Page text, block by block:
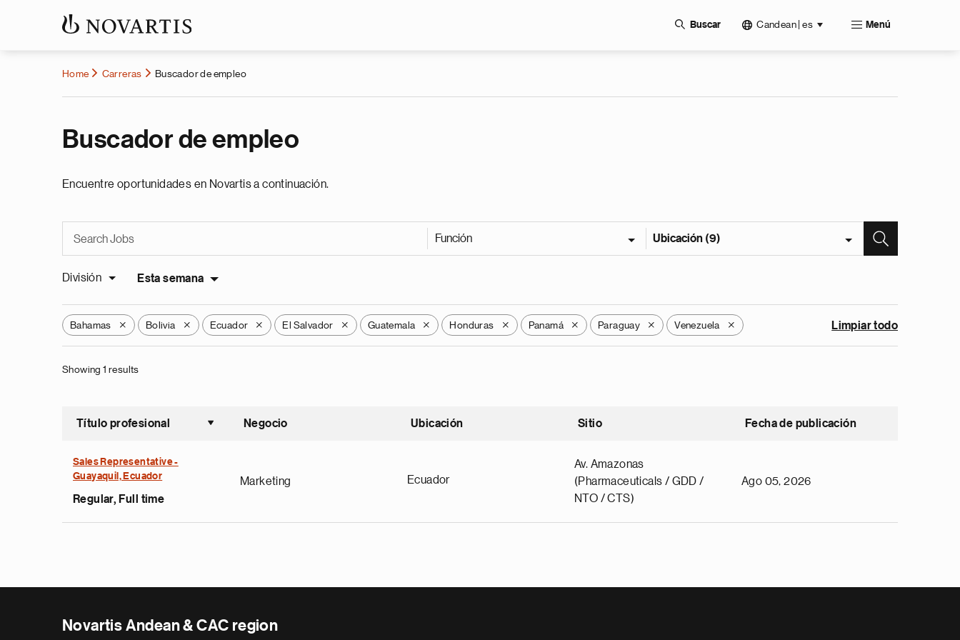
Buscar Candean | es Menú
Home Carreras Buscador de empleo
Buscador de empleo
Encuentre oportunidades en Novartis a continuación.
Función Ubicación (9)
División Esta semana
Bahamas X Bolivia X Ecuador X El Salvador X Guatemala X Honduras X Panamá X Paraguay X Venezuela X Limpiar todo
Showing 1 results
Título profesional
Ordenar ascendente
Negocio Ubicación Sitio Fecha de publicación
Sales Representative -
Guayaquil, Ecuador
Regular, Full time
Marketing Ecuador
Av. Amazonas
(Pharmaceuticals / GDD /
NTO / CTS)
Ago 05, 2026
Novartis Andean & CAC region